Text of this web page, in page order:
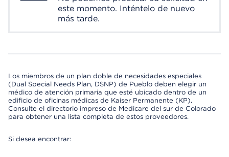
este momento. Inténtelo de nuevo
más tarde.
Los miembros de un plan doble de necesidades especiales
(Dual Special Needs Plan, DSNP) de Pueblo deben elegir un
médico de atención primaria que esté ubicado dentro de un
edificio de oficinas médicas de Kaiser Permanente (KP).
Consulte el directorio impreso de Medicare del sur de Colorado
para obtener una lista completa de estos proveedores.
Si desea encontrar: